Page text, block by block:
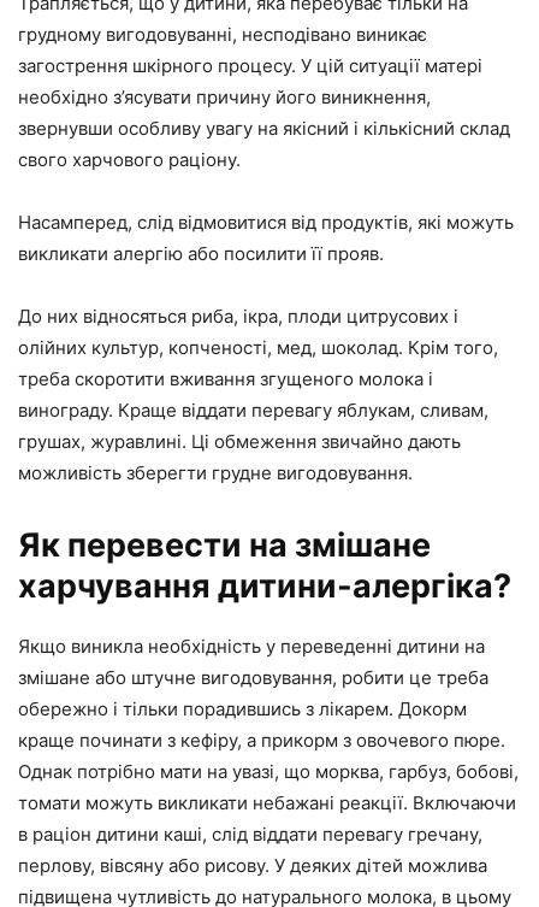
грудному вигодовуванні, несподівано виникає
загострення шкірного процесу. У цій ситуації матері
необхідно з’ясувати причину його виникнення,
звернувши особливу увагу на якісний і кількісний склад
свого харчового раціону.
Насамперед, слід відмовитися від продуктів, які можуть
викликати алергію або посилити її прояв.
До них відносяться риба, ікра, плоди цитрусових і
олійних культур, копченості, мед, шоколад. Крім того,
треба скоротити вживання згущеного молока і
винограду. Краще віддати перевагу яблукам, сливам,
грушах, журавлині. Ці обмеження звичайно дають
можливість зберегти грудне вигодовування.
Як перевести на змішане
харчування дитини-алергіка?
Якщо виникла необхідність у переведенні дитини на
змішане або штучне вигодовування, робити це треба
обережно і тільки порадившись з лікарем. Докорм
краще починати з кефіру, а прикорм з овочевого пюре.
Однак потрібно мати на увазі, що морква, гарбуз, бобові,
томати можуть викликати небажані реакції. Включаючи
в раціон дитини каші, слід віддати перевагу гречану,
перлову, вівсяну або рисову. У деяких дітей можлива
підвищена чутливість до натурального молока, в цьому